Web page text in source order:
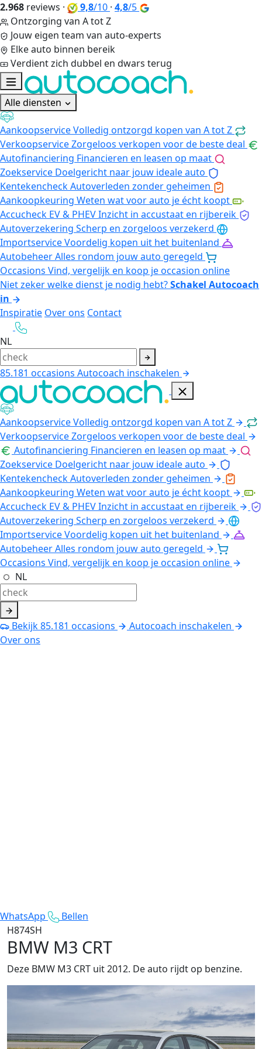
2.968 reviews · 9,8/10 · 4,8/5
Ontzorging van A tot Z
Jouw eigen team van auto-experts
Elke auto binnen bereik
Verdient zich dubbel en dwars terug
Alle diensten
AankoopserviceVolledig ontzorgd kopen van A tot Z
VerkoopserviceZorgeloos verkopen voor de beste deal
Autofinanciering Financieren en leasen op maat
Zoekservice Doelgericht naar jouw ideale auto
KentekencheckAutoverleden zonder geheimen
Aankoopkeuring Weten wat voor auto je écht koopt
Accucheck EV & PHEVInzicht in accustaat en rijbereik
Autoverzekering Scherp en zorgeloos verzekerd
ImportserviceVoordelig kopen uit het buitenland
AutobeheerAlles rondom jouw auto geregeld
Occasions Vind, vergelijk en koop je occasion online
Niet zeker welke dienst je nodig hebt?Schakel Autocoach
in
Inspiratie Over ons Contact
NL
85.181 occasions Autocoach inschakelen
AankoopserviceVolledig ontzorgd kopen van A tot Z
VerkoopserviceZorgeloos verkopen voor de beste deal
Autofinanciering Financieren en leasen op maat
Zoekservice Doelgericht naar jouw ideale auto
KentekencheckAutoverleden zonder geheimen
Aankoopkeuring Weten wat voor auto je écht koopt
Accucheck EV & PHEVInzicht in accustaat en rijbereik
Autoverzekering Scherp en zorgeloos verzekerd
ImportserviceVoordelig kopen uit het buitenland
AutobeheerAlles rondom jouw auto geregeld
Occasions Vind, vergelijk en koop je occasion online
NL
Bekijk85.181 occasions
Autocoach inschakelen
Over ons
WhatsApp
Bellen
H874SH
BMW M3 CRT
Deze BMW M3 CRT uit 2012. De auto rijdt op benzine.